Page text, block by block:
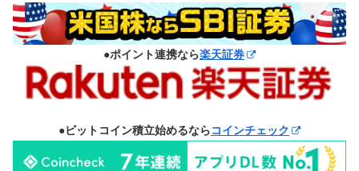
●ポイント連携なら楽天証券
●ビットコイン積立始めるならコインチェック